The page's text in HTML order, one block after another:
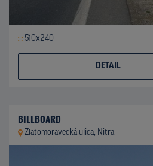
510x240
DETAIL
BILLBOARD
Zlatomoravecká ulica, Nitra